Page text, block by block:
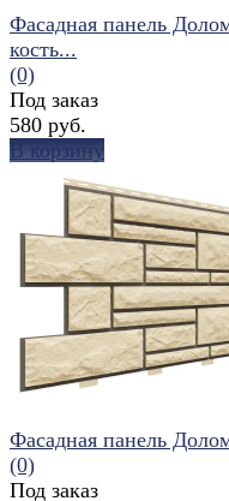
избранное сравнить
Фасадная панель
кость...
(0)
Под заказ
580 руб.
В корзину
Фасадная панель
(0)
Под заказ